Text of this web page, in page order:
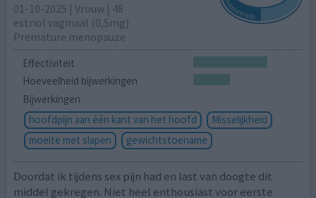
01-10-2025 | Vrouw | 48
estriol vaginaal (0,5mg)
Premature menopauze
Effectiviteit
Hoeveelheid bijwerkingen
Bijwerkingen
hoofdpijn aan één kant van het hoofd
Misselijkheid
moeite met slapen
gewichtstoename
Doordat ik tijdens sex pijn had en last van doogte dit
middel gekregen. Niet heel enthousiast voor eerste